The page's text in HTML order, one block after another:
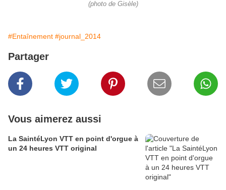
(photo de Gisèle)
#Entaînement #journal_2014
Partager
Vous aimerez aussi
La SaintéLyon VTT en point d'orgue à
un 24 heures VTT original